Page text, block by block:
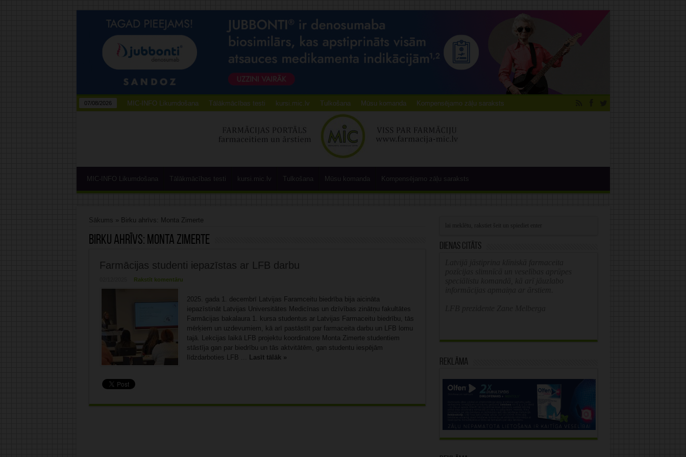
07/08/2026 MIC-INFO Likumdošana Tālākmācības testi kursi.mic.lv Tulkošana Mūsu komanda Kompensējamo zāļu saraksts
MIC-INFO Likumdošana Tālākmācības testi kursi.mic.lv Tulkošana Mūsu komanda Kompensējamo zāļu saraksts
Sākums » Birku ahrīvs: Monta Zimerte
Birku ahrīvs: Monta Zimerte
Farmācijas studenti iepazīstas ar LFB darbu
Rakstīt komentāru
2025. gada 1. decembrī Latvijas Faramceitu biedrība bija aicināta
iepazīstināt Latvijas Universitātes Medicīnas un dzīvības zinātņu fakultātes
Farmācijas bakalaura 1. kursa studentus ar Latvijas Farmaceitu biedrību, tās
mērķiem un uzdevumiem, kā arī pastāstīt par farmaceita darbu un LFB lomu
tajā. Lekcijas laikā LFB projektu koordinatore Monta Zimerte studentiem
stāstīja gan par biedrību un tās aktvitātēm, gan studentu iespējām
līdzdarboties LFB ... Lasīt tālāk »
Dienas citāts
Reklāma